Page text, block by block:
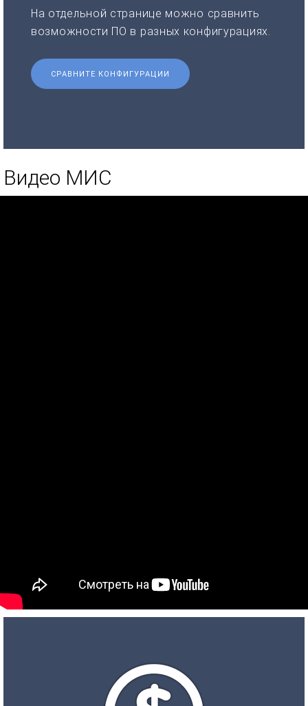
На отдельной странице можно сравнить
возможности ПО в разных конфигурациях.
СРАВНИТЕ КОНФИГУРАЦИИ
Видео МИС